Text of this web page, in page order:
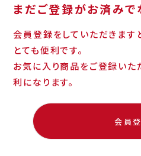
まだご登録がお済み
会員登録をしていただきます
とても便利です。
お気に入り商品をご登録い
利になります。
会員